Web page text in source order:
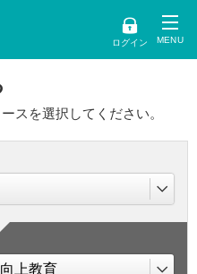
ログイン
スを選択してください。